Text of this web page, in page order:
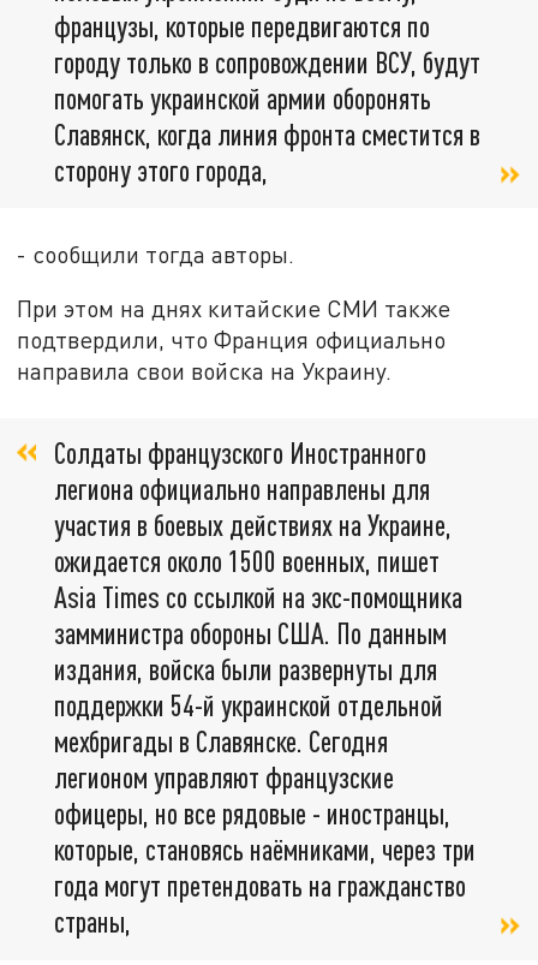
французы, которые передвигаются по
городу только в сопровождении ВСУ, будут
помогать украинской армии оборонять
Славянск, когда линия фронта сместится в
сторону этого города,
- сообщили тогда авторы.
При этом на днях китайские СМИ также
подтвердили, что Франция официально
направила свои войска на Украину.
Солдаты французского Иностранного
легиона официально направлены для
участия в боевых действиях на Украине,
ожидается около 1500 военных, пишет
Asia Times со ссылкой на экс-помощника
замминистра обороны США. По данным
издания, войска были развернуты для
поддержки 54-й украинской отдельной
мехбригады в Славянске. Сегодня
легионом управляют французские
офицеры, но все рядовые - иностранцы,
которые, становясь наёмниками, через три
года могут претендовать на гражданство
страны,